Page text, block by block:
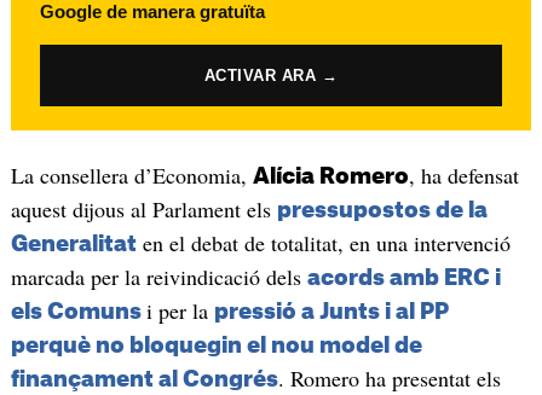
Google de manera gratuïta
ACTIVAR ARA →
La consellera d’Economia, Alícia Romero, ha defensat
aquest dijous al Parlament els pressupostos de la
Generalitaten el debat de totalitat, en una intervenció
marcada per la reivindicació dels acords amb ERC i
els Comuns i per la pressió a Junts i al PP
perquè no bloquegin el nou model de
finançament al Congrés. Romero ha presentat els